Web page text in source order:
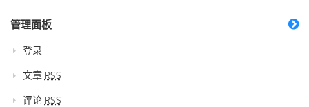
管理面板
登录
文章 RSS
评论 RSS